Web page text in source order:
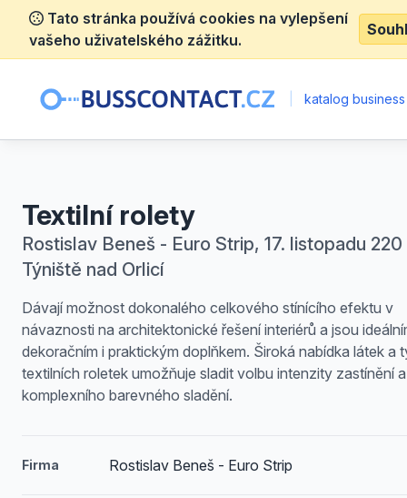
Tato stránka používá cookies na vylepšení
vašeho uživatelského zážitku.
katalog
Textilní rolety
Rostislav Beneš - Euro Strip, 17. listopadu 220
Týniště nad Orlicí
Dávají možnost dokonalého celkového stínícího efektu v
návaznosti na architektonické řešení interiérů a jsou
dekoračním i praktickým doplňkem. Široká nabídka látek a
textilních roletek umožňuje sladit volbu intenzity zastínění a
komplexního barevného sladění.
Firma Rostislav Beneš - Euro Strip